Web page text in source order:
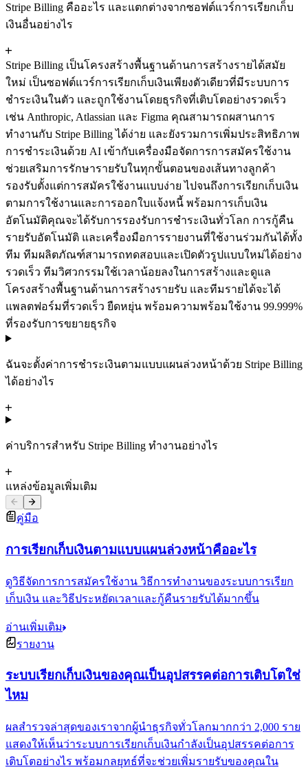
Stripe Billing คืออะไร และแตกต่างจากซอฟต์แวร์การเรียกเก็บ
เงินอื่นอย่างไร
Stripe Billing เป็นโครงสร้างพื้นฐานด้านการสร้างรายได้สมัย
ใหม่ เป็นซอฟต์แวร์การเรียกเก็บเงินเพียงตัวเดียวที่มีระบบการ
ชำระเงินในตัว และถูกใช้งานโดยธุรกิจที่เติบโตอย่างรวดเร็ว
เช่น Anthropic, Atlassian และ Figma คุณสามารถผสานการ
ทำงานกับ Stripe Billing ได้ง่าย และยังรวมการเพิ่มประสิทธิภาพ
การชำระเงินด้วย AI เข้ากับเครื่องมือจัดการการสมัครใช้งาน
ช่วยเสริมการรักษารายรับในทุกขั้นตอนของเส้นทางลูกค้า
รองรับตั้งแต่การสมัครใช้งานแบบง่าย ไปจนถึงการเรียกเก็บเงิน
ตามการใช้งานและการออกใบแจ้งหนี้ พร้อมการเก็บเงิน
อัตโนมัติคุณจะได้รับการรองรับการชำระเงินทั่วโลก การกู้คืน
รายรับอัตโนมัติ และเครื่องมือการรายงานที่ใช้งานร่วมกันได้ทั้ง
ทีม ทีมผลิตภัณฑ์สามารถทดสอบและเปิดตัวรูปแบบใหม่ได้อย่าง
รวดเร็ว ทีมวิศวกรรมใช้เวลาน้อยลงในการสร้างและดูแล
โครงสร้างพื้นฐานด้านการสร้างรายรับ และทีมรายได้จะได้
แพลตฟอร์มที่รวดเร็ว ยืดหยุ่น พร้อมความพร้อมใช้งาน 99.999%
ที่รองรับการขยายธุรกิจ
ฉันจะตั้งค่าการชำระเงินตามแบบแผนล่วงหน้าด้วย Stripe Billing
ได้อย่างไร
ค่าบริการสำหรับ Stripe Billing ทำงานอย่างไร
แหล่งข้อมูลเพิ่มเติม
คู่มือ
การเรียกเก็บเงินตามแบบแผนล่วงหน้าคืออะไร
ดูวิธีจัดการการสมัครใช้งาน วิธีการทำงานของระบบการเรียก
เก็บเงิน และวิธีประหยัดเวลาและกู้คืนรายรับได้มากขึ้น
อ่านเพิ่มเติม
รายงาน
ระบบเรียกเก็บเงินของคุณเป็นอุปสรรคต่อการเติบโตใช่
ไหม
ผลสำรวจล่าสุดของเราจากผู้นำธุรกิจทั่วโลกมากกว่า 2,000 ราย
แสดงให้เห็นว่าระบบการเรียกเก็บเงินกำลังเป็นอุปสรรคต่อการ
เติบโตอย่างไร พร้อมกลยุทธ์ที่จะช่วยเพิ่มรายรับของคุณใน